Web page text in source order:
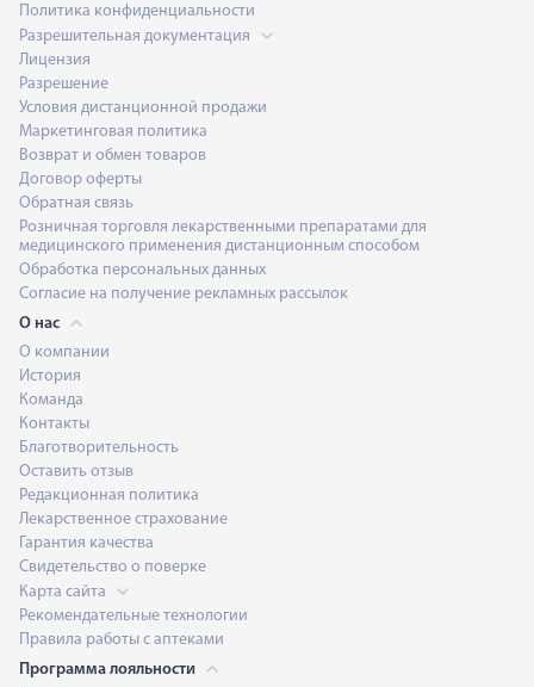
Политика конфиденциальности
Разрешительная документация
Лицензия
Разрешение
Условия дистанционной продажи
Маркетинговая политика
Возврат и обмен товаров
Договор оферты
Обратная связь
Розничная торговля лекарственными препаратами для
медицинского применения дистанционным способом
Обработка персональных данных
Согласие на получение рекламных рассылок
О нас
О компании
История
Команда
Контакты
Благотворительность
Оставить отзыв
Редакционная политика
Лекарственное страхование
Гарантия качества
Свидетельство о поверке
Карта сайта
Рекомендательные технологии
Правила работы с аптеками
Программа лояльности